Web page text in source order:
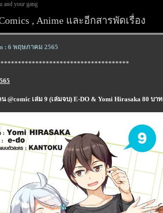
and your gang
, Anime และอีกสารพัดเรื่อง
: 6 พฤษภาคม 2565
@comic เล่ม 9 (เล่มจบ) E-DO & Yomi Hirasaka 80 บาท